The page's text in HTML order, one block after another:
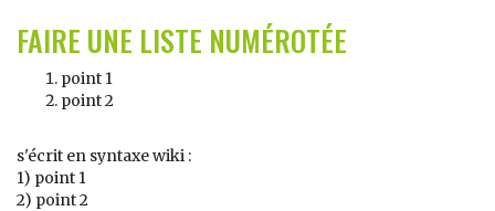
FAIRE UNE LISTE NUMÉROTÉE
point 1
point 2
s'écrit en syntaxe wiki :
1) point 1
2) point 2